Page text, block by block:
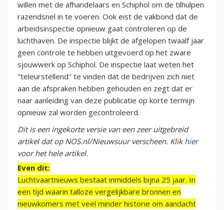
willen met de afhandelaars en Schiphol om de tilhulpen
razendsnel in te voeren. Ook eist de vakbond dat de
arbeidsinspectie opnieuw gaat controleren op de
luchthaven. De inspectie blijkt de afgelopen twaalf jaar
geen controle te hebben uitgevoerd op het zware
sjouwwerk op Schiphol. De inspectie laat weten het
"teleurstellend" te vinden dat de bedrijven zich niet
aan de afspraken hebben gehouden en zegt dat er
naar aanleiding van deze publicatie op korte termijn
opnieuw zal worden gecontroleerd.
Dit is een ingekorte versie van een zeer uitgebreid
artikel dat op NOS.nl/Nieuwsuur verscheen. Klik hier
voor het hele artikel.
Even dit:
Luchtvaartnieuws bestaat inmiddels bijna 25 jaar. In
een tijd waarin talloze vergelijkbare bronnen en
nieuwkomers met veel minder historie om aandacht